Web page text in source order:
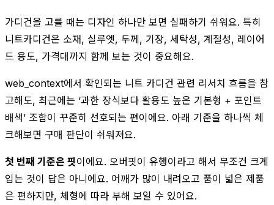
가디건을 고를 때는 디자인 하나만 보면 실패하기 쉬워요. 특히
니트카디건은 소재, 실루엣, 두께, 기장, 세탁성, 계절성, 레이어
드 용도, 가격대까지 함께 보는 것이 중요해요.
web_context에서 확인되는 니트 카디건 관련 리서치 흐름을 참
고해도, 최근에는 ‘과한 장식보다 활용도 높은 기본형 + 포인트
배색’ 조합이 꾸준히 선호되는 편이에요. 아래 기준을 하나씩 체
크해보면 구매 판단이 쉬워져요.
첫 번째 기준은 핏이에요. 오버핏이 유행이라고 해서 무조건 크게
입는 것이 답은 아니에요. 어깨가 많이 내려오고 품이 넓은 제품
은 편하지만, 체형에 따라 부해 보일 수 있어요.